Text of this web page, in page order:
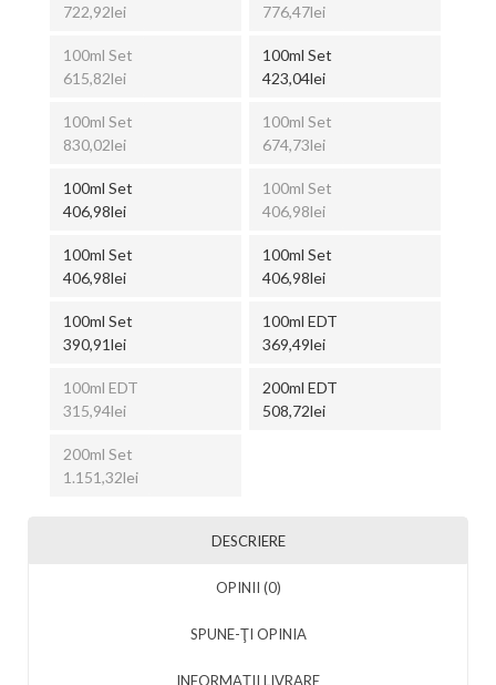
722,92lei
776,47lei
100ml Set
615,82lei
100ml Set
423,04lei
100ml Set
830,02lei
100ml Set
674,73lei
100ml Set
406,98lei
100ml Set
406,98lei
100ml Set
406,98lei
100ml Set
406,98lei
100ml Set
390,91lei
100ml EDT
369,49lei
100ml EDT
315,94lei
200ml EDT
508,72lei
200ml Set
1.151,32lei
DESCRIERE
OPINII (0)
SPUNE-ŢI OPINIA
INFORMAȚII LIVRARE